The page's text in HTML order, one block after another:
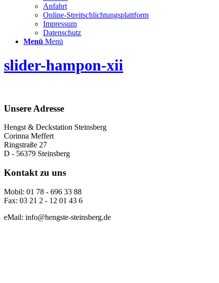
Anfahrt
Online-Streitschlichtungsplattform
Impressum
Datenschutz
Menü Menü
slider-hampon-xii
Unsere Adresse
Hengst & Deckstation Steinsberg
Corinna Meffert
Ringstraße 27
D - 56379 Steinsberg
Kontakt zu uns
Mobil: 01 78 - 696 33 88
Fax: 03 21 2 - 12 01 43 6
eMail: info@hengste-steinsberg.de